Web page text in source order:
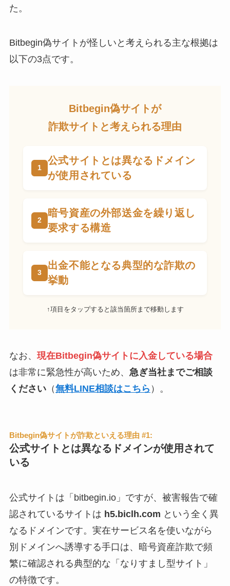
た。
Bitbegin偽サイトが怪しいと考えられる主な根拠は
以下の3点です。
Bitbegin偽サイトが
詐欺サイトと考えられる理由
公式サイトとは異なるドメイン
が使用されている
暗号資産の外部送金を繰り返し
要求する構造
出金不能となる典型的な詐欺の
挙動
↑項目をタップすると該当箇所まで移動します
なお、 現在Bitbegin偽サイトに入金している場合
は非常に緊急性が高いため、 急ぎ当社までご相談
ください（無料LINE相談はこちら ）。
Bitbegin偽サイトが詐欺といえる理由 #1:
公式サイトとは異なるドメインが使用されて
いる
公式サイトは「bitbegin.io」ですが、被害報告で確
認されているサイトは h5.biclh.com という全く異
なるドメインです。実在サービス名を使いながら
別ドメインへ誘導する手口は、暗号資産詐欺で頻
繁に確認される典型的な「なりすまし型サイト」
の特徴です。